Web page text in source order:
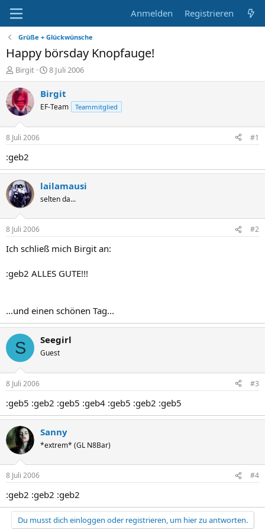
Anmelden Registrieren
Grüße + Glückwünsche
Happy börsday Knopfauge!
E
r
s
t
e
e
r
Birgit
E
r
s
e
t
8 Juli 2006
Birgit
EF-Team Teammitglied
8 Juli 2006 #1
:geb2
lailamausi
selten da...
8 Juli 2006 #2
Ich schließ mich Birgit an:
:geb2 ALLES GUTE!!!
...und einen schönen Tag...
S Seegirl
Guest
8 Juli 2006 #3
:geb5 :geb2 :geb5 :geb4 :geb5 :geb2 :geb5
Sanny
*extrem* (GL N8Bar)
8 Juli 2006 #4
:geb2 :geb2 :geb2
Du musst dich einloggen oder registrieren, um hier zu antworten.